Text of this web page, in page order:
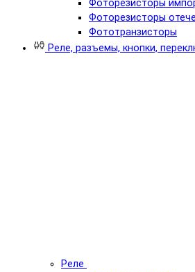
Фоторезисторы
Фоторезисторы
Фототранзисторы
Реле, разъемы, кнопки,
Реле